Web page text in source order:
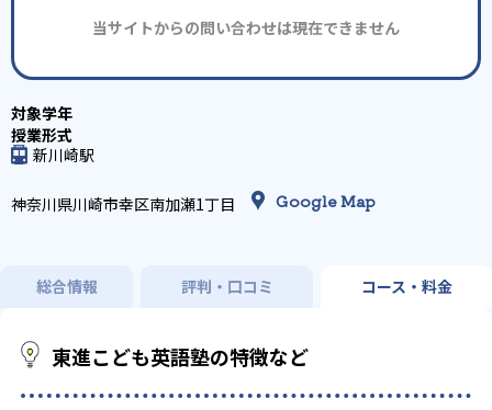
当サイトからの問い合わせは現在できません
新川崎駅
神奈川県川崎市幸区南加瀬1丁目 Google Map
総合情報 評判・口コミ コース・料金
東進こども英語塾の特徴など